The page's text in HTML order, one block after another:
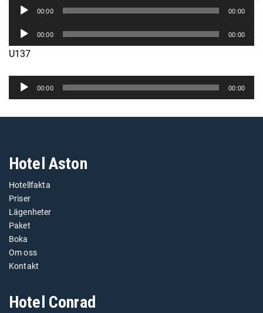
Ljudspelare
00:00 00:00
Ljudspelare
00:00 00:00
U137
Ljudspelare
00:00 00:00
Hotel Aston
Hotellfakta
Priser
Lägenheter
Paket
Boka
Om oss
Kontakt
Hotel Conrad